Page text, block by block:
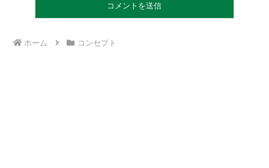
ホーム コンセプト